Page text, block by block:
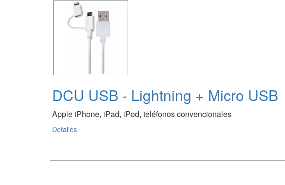
DCU USB - Lightning + Micro USB
Apple iPhone, iPad, iPod, teléfonos convencionales
Detalles